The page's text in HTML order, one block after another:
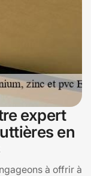
expert
en
à offrir à